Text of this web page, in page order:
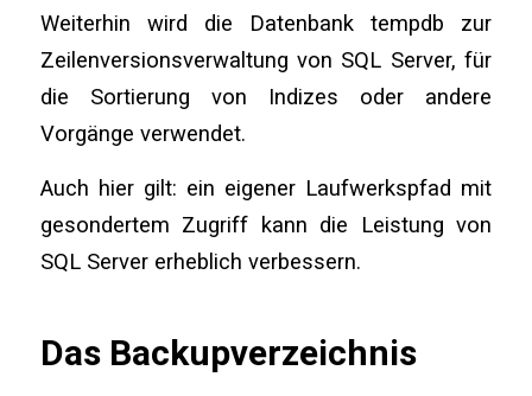
Weiterhin wird die Datenbank tempdb zur
Zeilenversionsverwaltung von SQL Server, für
die Sortierung von Indizes oder andere
Vorgänge verwendet.
Auch hier gilt: ein eigener Laufwerkspfad mit
gesondertem Zugriff kann die Leistung von
SQL Server erheblich verbessern.
Das Backupverzeichnis